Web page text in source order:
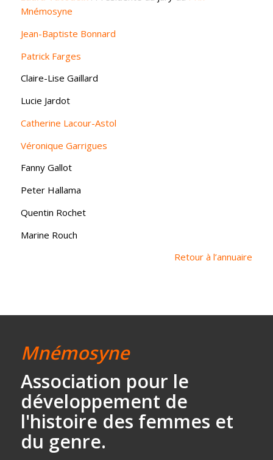
Mnémosyne
Jean-Baptiste Bonnard
Patrick Farges
Claire-Lise Gaillard
Lucie Jardot
Catherine Lacour-Astol
Véronique Garrigues
Fanny Gallot
Peter Hallama
Quentin Rochet
Marine Rouch
Retour à l’annuaire
Mnémosyne
Association pour le
développement de
l'histoire des femmes et
du genre.